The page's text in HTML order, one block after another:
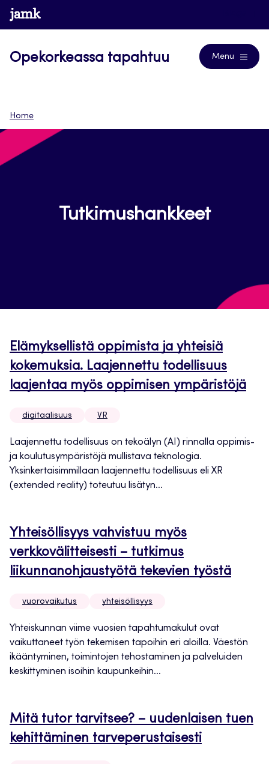
Siirry
suoraan
www.jamk.fi
Opekorkeassa tapahtuu Menu
Home
Tutkimushankkeet
Elämyksellistä oppimista ja yhteisiä
kokemuksia. Laajennettu todellisuus
laajentaa myös oppimisen ympäristöjä
digitaalisuus VR
Laajennettu todellisuus on tekoälyn (AI) rinnalla oppimis-
ja koulutusympäristöjä mullistava teknologia.
Yksinkertaisimmillaan laajennettu todellisuus eli XR
(extended reality) toteutuu lisätyn...
Yhteisöllisyys vahvistuu myös
verkkovälitteisesti – tutkimus
liikunnanohjaustyötä tekevien työstä
vuorovaikutus yhteisöllisyys
Yhteiskunnan viime vuosien tapahtumakulut ovat
vaikuttaneet työn tekemisen tapoihin eri aloilla. Väestön
ikääntyminen, toimintojen tehostaminen ja palveluiden
keskittyminen isoihin kaupunkeihin...
Mitä tutor tarvitsee? – uudenlaisen tuen
kehittäminen tarveperustaisesti